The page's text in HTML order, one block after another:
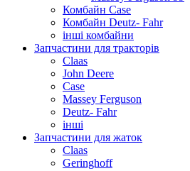
Комбайн Case
Комбайн Deutz- Fahr
інші комбайни
Запчастини для тракторів
Claas
John Deere
Case
Massey Ferguson
Deutz- Fahr
інші
Запчастини для жаток
Claas
Geringhoff